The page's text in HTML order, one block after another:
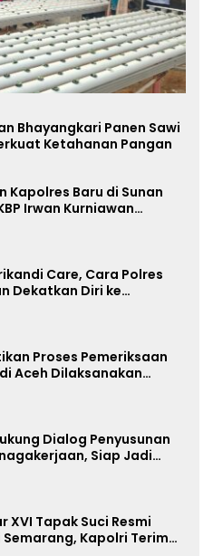
Bhayangkari Panen Sawi
Ketahanan Pangan
Kapolres Baru di Sunan
Irwan Kurniawan
Care, Cara Polres
Dekatkan Diri ke
Proses Pemeriksaan
Aceh Dilaksanakan
Dialog Penyusunan
Siap Jadi
XVI Tapak Suci Resmi
Semarang, Kapolri Terima